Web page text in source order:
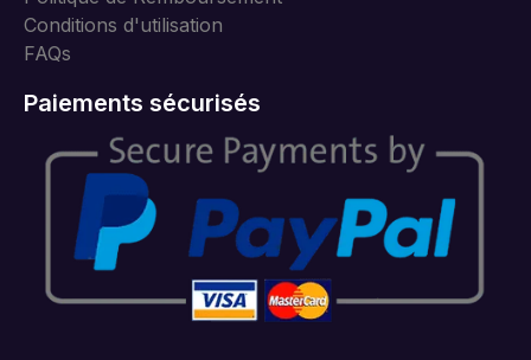
Conditions d'utilisation
FAQs
Paiements sécurisés